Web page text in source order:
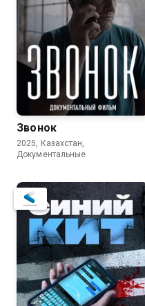
Звонок
2025, Казахстан,
Документальные